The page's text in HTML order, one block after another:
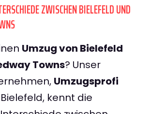
ZWISCHEN BIELEFELD UND
Umzug von Bielefeld
Towns? Unser
Umzugsprofi
kennt die